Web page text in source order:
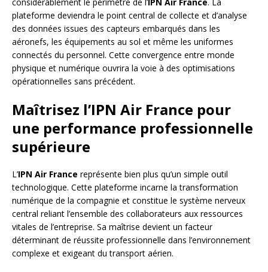
considérablement le périmètre de l’IPN Air France. La
plateforme deviendra le point central de collecte et d’analyse
des données issues des capteurs embarqués dans les
aéronefs, les équipements au sol et même les uniformes
connectés du personnel. Cette convergence entre monde
physique et numérique ouvrira la voie à des optimisations
opérationnelles sans précédent.
Maîtrisez l’IPN Air France pour
une performance professionnelle
supérieure
L’IPN Air France représente bien plus qu’un simple outil
technologique. Cette plateforme incarne la transformation
numérique de la compagnie et constitue le système nerveux
central reliant l’ensemble des collaborateurs aux ressources
vitales de l’entreprise. Sa maîtrise devient un facteur
déterminant de réussite professionnelle dans l’environnement
complexe et exigeant du transport aérien.